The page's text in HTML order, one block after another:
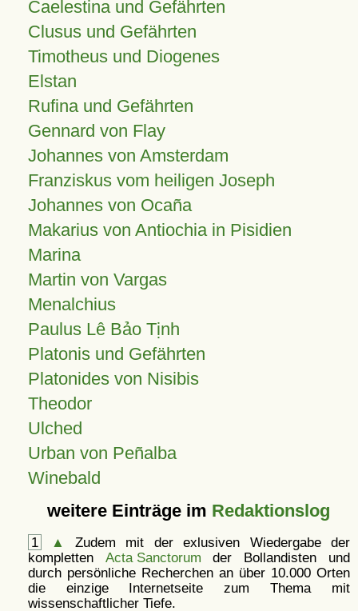
Caelestina und Gefährten
Clusus und Gefährten
Timotheus und Diogenes
Elstan
Rufina und Gefährten
Gennard von Flay
Johannes von Amsterdam
Franziskus vom heiligen Joseph
Johannes von Ocaña
Makarius von Antiochia in Pisidien
Marina
Martin von Vargas
Menalchius
Paulus Lê Bảo Tịnh
Platonis und Gefährten
Platonides von Nisibis
Theodor
Ulched
Urban von Peñalba
Winebald
weitere Einträge im Redaktionslog
1 ▲
Zudem mit der exlusiven Wiedergabe der
kompletten Acta Sanctorum der Bollandisten und
durch persönliche Recherchen an über 10.000 Orten
die einzige Internetseite zum Thema mit
wissenschaftlicher Tiefe.